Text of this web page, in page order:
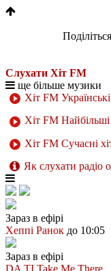
Слухати Хіт FM
ще більше музики
Хіт FM Українські
Хіт FM Найбільші
Хіт FM Сучасні
Як слухати радіо
Зараз в ефірі
Хеппі Ранок до 10:05
Зараз в ефірі
DA TI Take Me There